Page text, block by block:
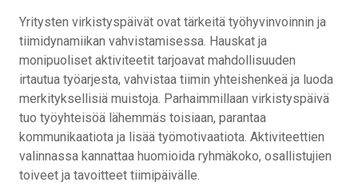
Yritysten virkistyspäivät ovat tärkeitä työhyvinvoinnin ja
tiimidynamiikan vahvistamisessa. Hauskat ja
monipuoliset aktiviteetit tarjoavat mahdollisuuden
irtautua työarjesta, vahvistaa tiimin yhteishenkeä ja luoda
merkityksellisiä muistoja. Parhaimmillaan virkistyspäivä
tuo työyhteisöä lähemmäs toisiaan, parantaa
kommunikaatiota ja lisää työmotivaatiota. Aktiviteettien
valinnassa kannattaa huomioida ryhmäkoko, osallistujien
toiveet ja tavoitteet tiimipäivälle.